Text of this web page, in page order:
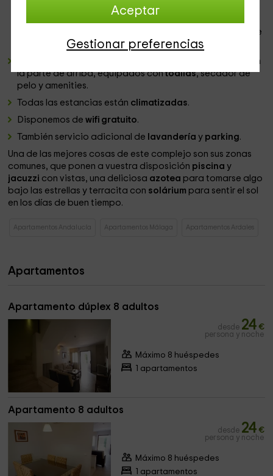
Aceptar
Gestionar preferencias
intimidad. Todas exteriores y amuebladas para
garantizar una estancia cómoda, incluidos grandes
de
, uno en la planta baja y 2 en
la parte de arriba, equipados contoallas, secador de
pelo y amenities.
Todas las estancias están climatizadas.
Disponemos de wifi gratuito.
También servicio adicional de lavandería y parking.
Una de las mejores cosas de este complejo son sus zonas
comunes, que ponen a vuestra disposición piscina y
jacuzzi con vistas, una deliciosa azotea para tomarse algo
bajo las estrellas y terracita con solárium para sentir el sol
en los días de buen tiempo.
Apartamentos Andalucía Apartamentos Málaga Apartamentos Ardales
Apartamentos
Apartamento dúplex 8 adultos
desde 24 €
persona y noche
Máximo 8 huéspedes
1 apartamentos
Apartamento 8 adultos
desde 24 €
persona y noche
Máximo 8 huéspedes
1 apartamentos